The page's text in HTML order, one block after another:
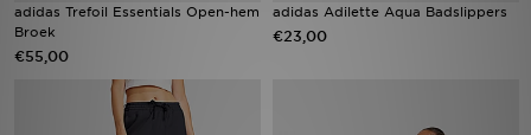
adidas Trefoil Essentials Open-hem
Broek
€55,00
adidas Adilette Aqua Badslippers
€23,00